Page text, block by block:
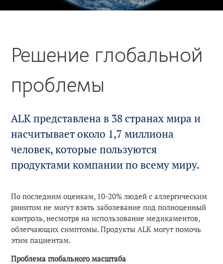
Пресс-центр
Истории
Конфиденциальность
История
Владельцы
Рациональное
использование ресурсов
Решение глобальной
проблемы
ALK представлена в 38 странах мира и
насчитывает около 1,7 миллиона
человек, которые пользуются
продуктами компании по всему миру.
По последним оценкам, 10-20% людей с аллергическим
ринитом не могут взять заболевание под полноценный
контроль, несмотря на использование медикаментов,
облегчающих симптомы. Продукты ALK могут помочь
этим пациентам.
Проблема глобального масштаба